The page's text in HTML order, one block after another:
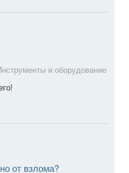
и оборудование
от взлома?